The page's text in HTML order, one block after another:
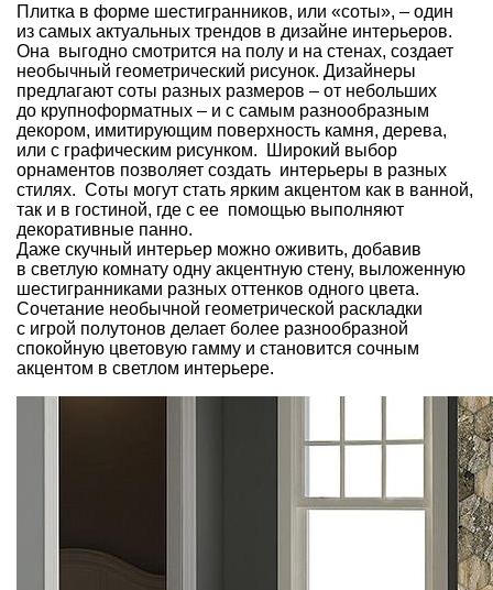
Плитка в форме шестигранников, или «соты», – один
из самых актуальных трендов в дизайне интерьеров.
Она выгодно смотрится на полу и на стенах, создает
необычный геометрический рисунок. Дизайнеры
предлагают соты разных размеров – от небольших
до крупноформатных – и с самым разнообразным
декором, имитирующим поверхность камня, дерева,
или с графическим рисунком. Широкий выбор
орнаментов позволяет создать интерьеры в разных
стилях. Соты могут стать ярким акцентом как в ванной,
так и в гостиной, где с ее помощью выполняют
декоративные панно.
Даже скучный интерьер можно оживить, добавив
в светлую комнату одну акцентную стену, выложенную
шестигранниками разных оттенков одного цвета.
Сочетание необычной геометрической раскладки
с игрой полутонов делает более разнообразной
спокойную цветовую гамму и становится сочным
акцентом в светлом интерьере.